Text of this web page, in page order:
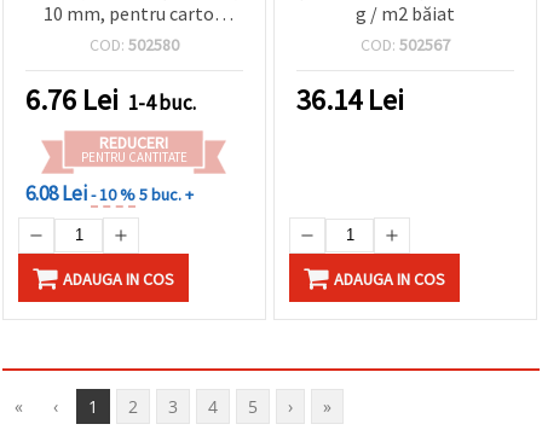
10 mm, pentru carton
până la 160 g/m²
COD: 502580
6.76 Lei 1-4 buc.
REDUCERI
PENTRU CANTITATE
6.08 Lei- 10 %5 buc. +
ADAUGA IN COS
g / m2 băiat
COD: 502567
36.14Lei
ADAUGA IN COS
« ‹ 1 2 3 4 5 › »